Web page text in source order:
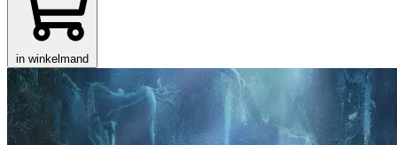
in winkelmand